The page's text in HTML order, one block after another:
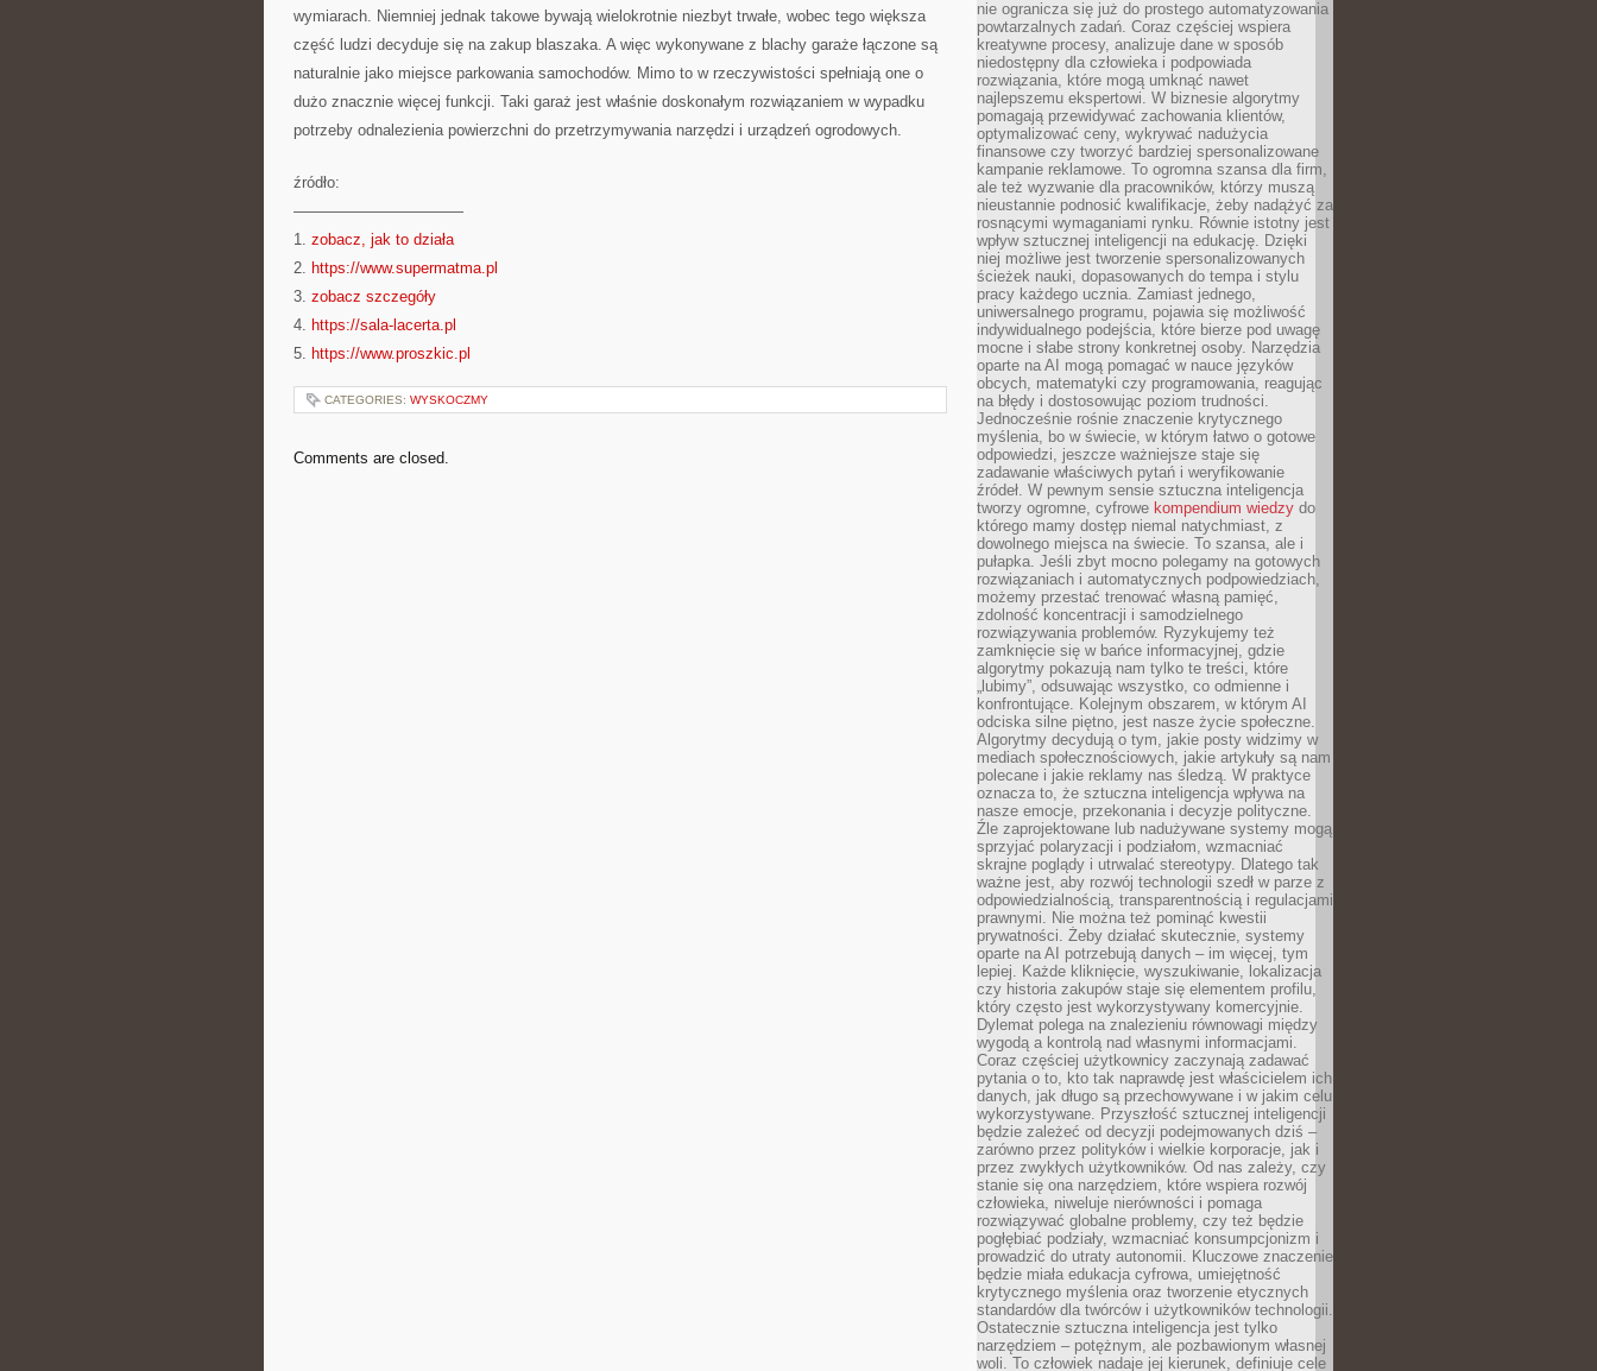
wymiarach. Niemniej jednak takowe bywają wielokrotnie niezbyt trwałe, wobec tego większa
część ludzi decyduje się na zakup blaszaka. A więc wykonywane z blachy garaże łączone są
naturalnie jako miejsce parkowania samochodów. Mimo to w rzeczywistości spełniają one o
dużo znacznie więcej funkcji. Taki garaż jest właśnie doskonałym rozwiązaniem w wypadku
potrzeby odnalezienia powierzchni do przetrzymywania narzędzi i urządzeń ogrodowych.
źródło:
———————————
1. zobacz, jak to działa
2. https://www.supermatma.pl
3. zobacz szczegóły
4. https://sala-lacerta.pl
5. https://www.proszkic.pl
CATEGORIES: WYSKOCZMY
Comments are closed.
nie ogranicza się już do prostego automatyzowania
powtarzalnych zadań. Coraz częściej wspiera
kreatywne procesy, analizuje dane w sposób
niedostępny dla człowieka i podpowiada
rozwiązania, które mogą umknąć nawet
najlepszemu ekspertowi. W biznesie algorytmy
pomagają przewidywać zachowania klientów,
optymalizować ceny, wykrywać nadużycia
finansowe czy tworzyć bardziej spersonalizowane
kampanie reklamowe. To ogromna szansa dla firm,
ale też wyzwanie dla pracowników, którzy muszą
nieustannie podnosić kwalifikacje, żeby nadążyć za
rosnącymi wymaganiami rynku. Równie istotny jest
wpływ sztucznej inteligencji na edukację. Dzięki
niej możliwe jest tworzenie spersonalizowanych
ścieżek nauki, dopasowanych do tempa i stylu
pracy każdego ucznia. Zamiast jednego,
uniwersalnego programu, pojawia się możliwość
indywidualnego podejścia, które bierze pod uwagę
mocne i słabe strony konkretnej osoby. Narzędzia
oparte na AI mogą pomagać w nauce języków
obcych, matematyki czy programowania, reagując
na błędy i dostosowując poziom trudności.
Jednocześnie rośnie znaczenie krytycznego
myślenia, bo w świecie, w którym łatwo o gotowe
odpowiedzi, jeszcze ważniejsze staje się
zadawanie właściwych pytań i weryfikowanie
źródeł. W pewnym sensie sztuczna inteligencja
tworzy ogromne, cyfrowe kompendium wiedzy do
którego mamy dostęp niemal natychmiast, z
dowolnego miejsca na świecie. To szansa, ale i
pułapka. Jeśli zbyt mocno polegamy na gotowych
rozwiązaniach i automatycznych podpowiedziach,
możemy przestać trenować własną pamięć,
zdolność koncentracji i samodzielnego
rozwiązywania problemów. Ryzykujemy też
zamknięcie się w bańce informacyjnej, gdzie
algorytmy pokazują nam tylko te treści, które
„lubimy”, odsuwając wszystko, co odmienne i
konfrontujące. Kolejnym obszarem, w którym AI
odciska silne piętno, jest nasze życie społeczne.
Algorytmy decydują o tym, jakie posty widzimy w
mediach społecznościowych, jakie artykuły są nam
polecane i jakie reklamy nas śledzą. W praktyce
oznacza to, że sztuczna inteligencja wpływa na
nasze emocje, przekonania i decyzje polityczne.
Źle zaprojektowane lub nadużywane systemy mogą
sprzyjać polaryzacji i podziałom, wzmacniać
skrajne poglądy i utrwalać stereotypy. Dlatego tak
ważne jest, aby rozwój technologii szedł w parze z
odpowiedzialnością, transparentnością i regulacjami
prawnymi. Nie można też pominąć kwestii
prywatności. Żeby działać skutecznie, systemy
oparte na AI potrzebują danych – im więcej, tym
lepiej. Każde kliknięcie, wyszukiwanie, lokalizacja
czy historia zakupów staje się elementem profilu,
który często jest wykorzystywany komercyjnie.
Dylemat polega na znalezieniu równowagi między
wygodą a kontrolą nad własnymi informacjami.
Coraz częściej użytkownicy zaczynają zadawać
pytania o to, kto tak naprawdę jest właścicielem ich
danych, jak długo są przechowywane i w jakim celu
wykorzystywane. Przyszłość sztucznej inteligencji
będzie zależeć od decyzji podejmowanych dziś –
zarówno przez polityków i wielkie korporacje, jak i
przez zwykłych użytkowników. Od nas zależy, czy
stanie się ona narzędziem, które wspiera rozwój
człowieka, niweluje nierówności i pomaga
rozwiązywać globalne problemy, czy też będzie
pogłębiać podziały, wzmacniać konsumpcjonizm i
prowadzić do utraty autonomii. Kluczowe znaczenie
będzie miała edukacja cyfrowa, umiejętność
krytycznego myślenia oraz tworzenie etycznych
standardów dla twórców i użytkowników technologii.
Ostatecznie sztuczna inteligencja jest tylko
narzędziem – potężnym, ale pozbawionym własnej
woli. To człowiek nadaje jej kierunek, definiuje cele